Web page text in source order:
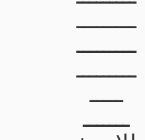
ـــــــــ
ـــــــــ
ـــــــــ
ـــــ
ـــــــ